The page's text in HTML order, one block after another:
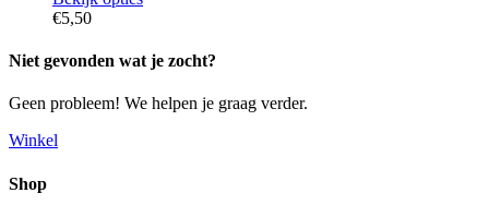
€5,50
Niet gevonden wat je zocht?
Geen probleem! We helpen je graag verder.
Winkel
Shop